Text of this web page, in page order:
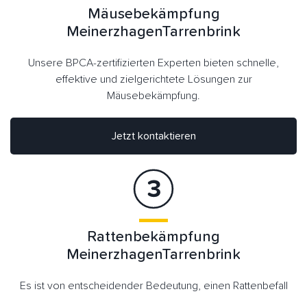
Jetzt kontaktieren
Mäusebekämpfung
MeinerzhagenTarrenbrink
Unsere BPCA-zertifizierten Experten bieten schnelle,
effektive und zielgerichtete Lösungen zur
Mäusebekämpfung.
Rattenbekämpfung
MeinerzhagenTarrenbrink
Es ist von entscheidender Bedeutung, einen Rattenbefall